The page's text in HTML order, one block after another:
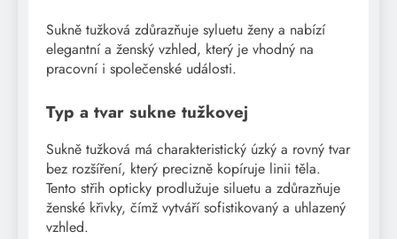
Sukně tužková zdůrazňuje syluetu ženy a nabízí
elegantní a ženský vzhled, který je vhodný na
pracovní i společenské události.
Typ a tvar sukne tužkovej
Sukně tužková má charakteristický úzký a rovný tvar
bez rozšíření, který precizně kopíruje linii těla.
Tento střih opticky prodlužuje siluetu a zdůrazňuje
ženské křivky, čímž vytváří sofistikovaný a uhlazený
vzhled.